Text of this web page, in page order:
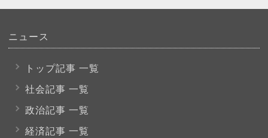
ニュース
トップ記事 一覧
社会記事 一覧
政治記事 一覧
経済記事 一覧